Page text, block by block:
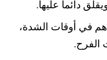
دائماً عليها.
في أوقات الشدة،
الفرح.